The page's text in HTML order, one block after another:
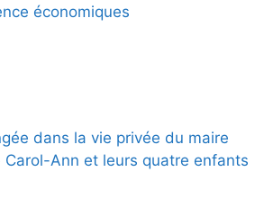
économiques
dans la vie privée du maire
Carol-Ann et leurs quatre enfants